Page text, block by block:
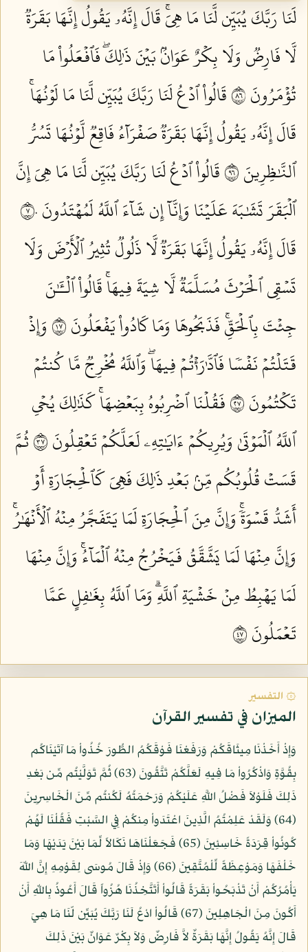
لَنَا رَبَّكَ يُبَيِّن لَّنَا مَا هِيَۚ قَالَ إِنَّهُۥ يَقُولُ إِنَّهَا بَقَرَةٞ
لَّا فَارِضٞ وَلَا بِكۡرٌ عَوَانُۢ بَيۡنَ ذَٰلِكَۖ فَٱفۡعَلُواْ مَا
تُؤۡمَرُونَ ٦٨
قَالُواْ ٱدۡعُ لَنَا رَبَّكَ يُبَيِّن لَّنَا مَا لَوۡنُهَاۚ
قَالَ إِنَّهُۥ يَقُولُ إِنَّهَا بَقَرَةٞ صَفۡرَآءُ فَاقِعٞ لَّوۡنُهَا تَسُرُّ
ٱلنَّٰظِرِينَ ٦٩
قَالُواْ ٱدۡعُ لَنَا رَبَّكَ يُبَيِّن لَّنَا مَا هِيَ إِنَّ
ٱلۡبَقَرَ تَشَٰبَهَ عَلَيۡنَا وَإِنَّآ إِن شَآءَ ٱللَّهُ لَمُهۡتَدُونَ ٧٠
قَالَ إِنَّهُۥ يَقُولُ إِنَّهَا بَقَرَةٞ لَّا ذَلُولٞ تُثِيرُ ٱلۡأَرۡضَ وَلَا
تَسۡقِي ٱلۡحَرۡثَ مُسَلَّمَةٞ لَّا شِيَةَ فِيهَاۚ قَالُواْ ٱلۡـَٰٔنَ
جِئۡتَ بِٱلۡحَقِّۚ فَذَبَحُوهَا وَمَا كَادُواْ يَفۡعَلُونَ ٧١
وَإِذۡ
قَتَلۡتُمۡ نَفۡسٗا فَٱدَّٰرَٰءۡتُمۡ فِيهَاۖ وَٱللَّهُ مُخۡرِجٞ مَّا كُنتُمۡ
تَكۡتُمُونَ ٧٢
فَقُلۡنَا ٱضۡرِبُوهُ بِبَعۡضِهَاۚ كَذَٰلِكَ يُحۡيِ
ٱللَّهُ ٱلۡمَوۡتَىٰ وَيُرِيكُمۡ ءَايَٰتِهِۦ لَعَلَّكُمۡ تَعۡقِلُونَ ٧٣
ثُمَّ
قَسَتۡ قُلُوبُكُم مِّنۢ بَعۡدِ ذَٰلِكَ فَهِيَ كَٱلۡحِجَارَةِ أَوۡ
أَشَدُّ قَسۡوَةٗۚ وَإِنَّ مِنَ ٱلۡحِجَارَةِ لَمَا يَتَفَجَّرُ مِنۡهُ ٱلۡأَنۡهَٰرُۚ
وَإِنَّ مِنۡهَا لَمَا يَشَّقَّقُ فَيَخۡرُجُ مِنۡهُ ٱلۡمَآءُۚ وَإِنَّ مِنۡهَا
لَمَا يَهۡبِطُ مِنۡ خَشۡيَةِ ٱللَّهِۗ وَمَا ٱللَّهُ بِغَٰفِلٍ عَمَّا
تَعۡمَلُونَ ٧٤
۞ التفسير
الميزان في تفسير القرآن
وَإِذْ أَخَذْنَا مِيثَاقَكُمْ وَرَفَعْنَا فَوْقَكُمُ الطُّورَ خُذُواْ مَا آتَيْنَاكُم
بِقُوَّةٍ وَاذْكُرُواْ مَا فِيهِ لَعَلَّكُمْ تَتَّقُونَ (63) ثُمَّ تَوَلَّيْتُم مِّن بَعْدِ
ذَلِكَ فَلَوْلاَ فَضْلُ اللَّهِ عَلَيْكُمْ وَرَحْمَتُهُ لَكُنتُم مِّنَ الْخَاسِرِينَ
(64) وَلَقَدْ عَلِمْتُمُ الَّذِينَ اعْتَدَواْ مِنكُمْ فِي السَّبْتِ فَقُلْنَا لَهُمْ
كُونُواْ قِرَدَةً خَاسِئِينَ (65) فَجَعَلْنَاهَا نَكَالاً لِّمَا بَيْنَ يَدَيْهَا وَمَا
خَلْفَهَا وَمَوْعِظَةً لِّلْمُتَّقِينَ (66) وَإِذْ قَالَ مُوسَى لِقَوْمِهِ إِنَّ اللّهَ
يَأْمُرُكُمْ أَنْ تَذْبَحُواْ بَقَرَةً قَالُواْ أَتَتَّخِذُنَا هُزُواً قَالَ أَعُوذُ بِاللّهِ أَنْ
أَكُونَ مِنَ الْجَاهِلِينَ (67) قَالُواْ ادْعُ لَنَا رَبَّكَ يُبَيِّن لّنَا مَا هِيَ
قَالَ إِنَّهُ يَقُولُ إِنَّهَا بَقَرَةٌ لاَّ فَارِضٌ وَلاَ بِكْرٌ عَوَانٌ بَيْنَ ذَلِكَ